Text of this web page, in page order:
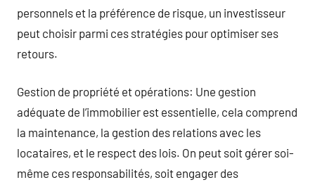
personnels et la préférence de risque, un investisseur
peut choisir parmi ces stratégies pour optimiser ses
retours.
Gestion de propriété et opérations: Une gestion
adéquate de l’immobilier est essentielle, cela comprend
la maintenance, la gestion des relations avec les
locataires, et le respect des lois. On peut soit gérer soi-
même ces responsabilités, soit engager des